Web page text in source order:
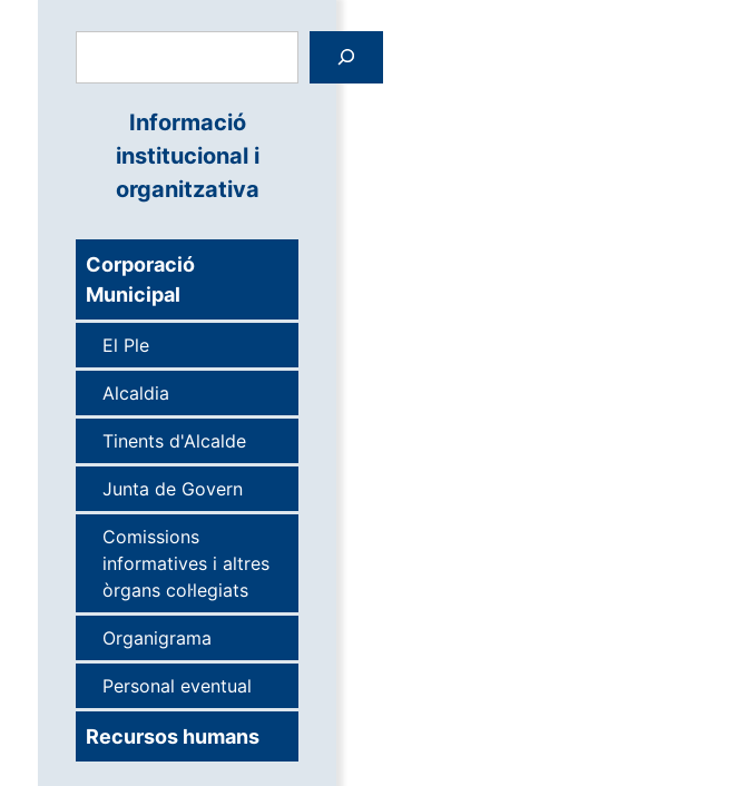
Informació
institucional i
organitzativa
Corporació
Municipal
El Ple
Alcaldia
Tinents d'Alcalde
Junta de Govern
Comissions
informatives i altres
òrgans col·legiats
Organigrama
Personal eventual
Recursos humans